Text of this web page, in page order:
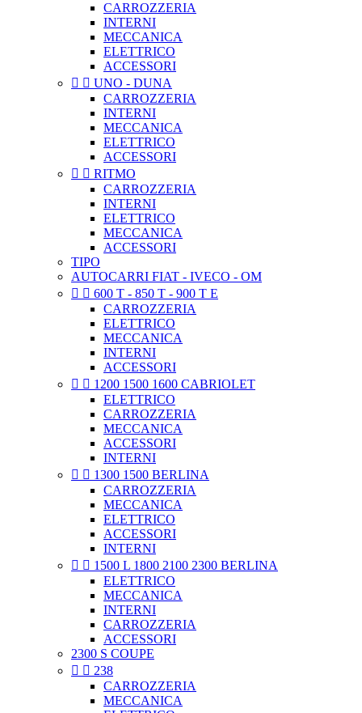
CARROZZERIA
INTERNI
MECCANICA
ELETTRICO
ACCESSORI
  UNO - DUNA
CARROZZERIA
INTERNI
MECCANICA
ELETTRICO
ACCESSORI
  RITMO
CARROZZERIA
INTERNI
ELETTRICO
MECCANICA
ACCESSORI
TIPO
AUTOCARRI FIAT - IVECO - OM
  600 T - 850 T - 900 T E
CARROZZERIA
ELETTRICO
MECCANICA
INTERNI
ACCESSORI
  1200 1500 1600 CABRIOLET
ELETTRICO
CARROZZERIA
MECCANICA
ACCESSORI
INTERNI
  1300 1500 BERLINA
CARROZZERIA
MECCANICA
ELETTRICO
ACCESSORI
INTERNI
  1500 L 1800 2100 2300 BERLINA
ELETTRICO
MECCANICA
INTERNI
CARROZZERIA
ACCESSORI
2300 S COUPE
  238
CARROZZERIA
MECCANICA